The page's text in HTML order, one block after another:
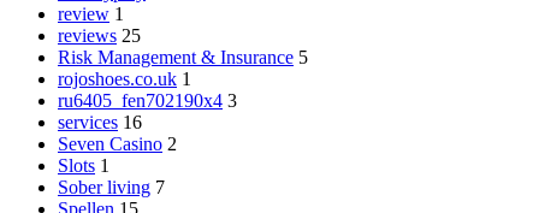
review 1
reviews 25
Risk Management & Insurance 5
rojoshoes.co.uk 1
ru6405_fen702190x4 3
services 16
Seven Casino 2
Slots 1
Sober living 7